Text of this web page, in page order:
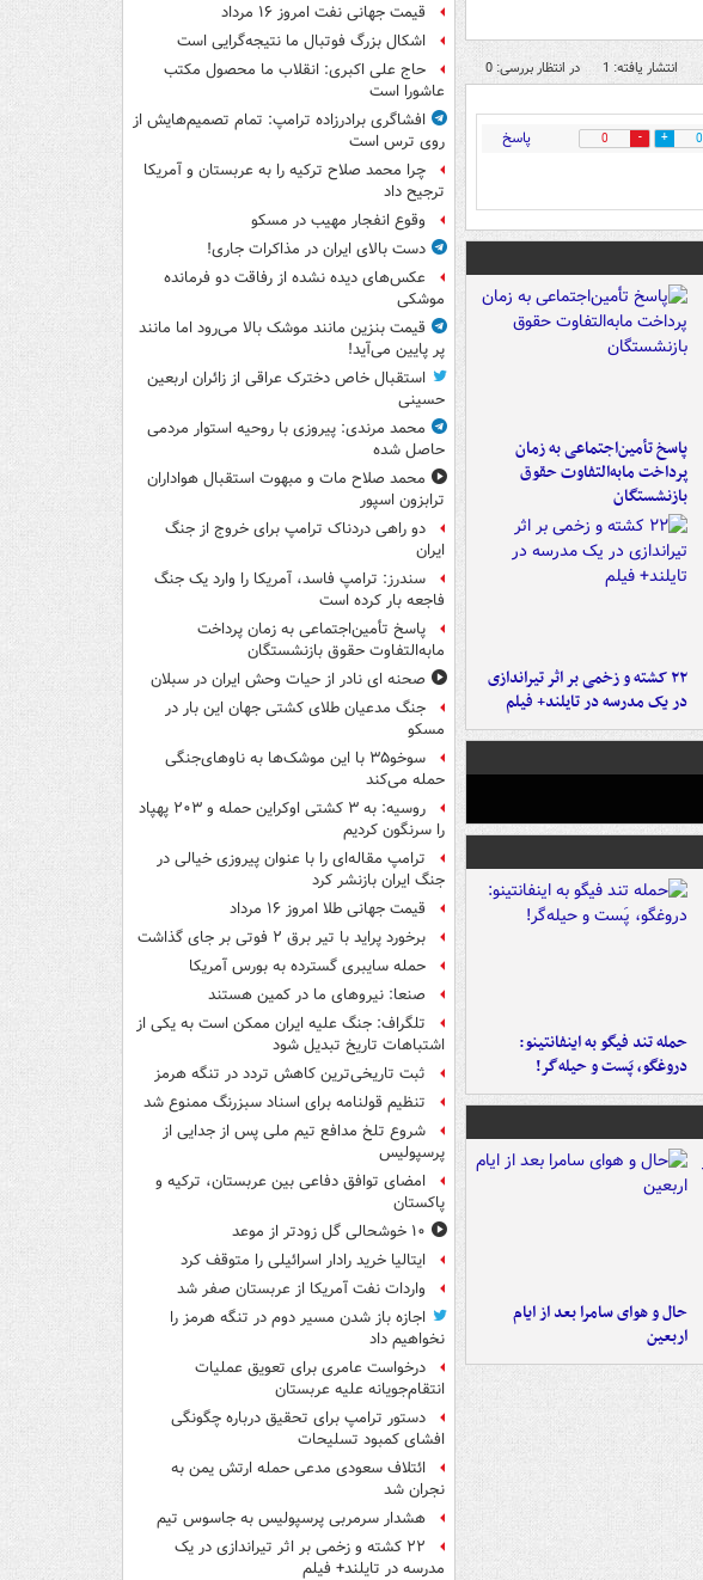
انتشار یافته: 1 در انتظار بررسی: 0
0
0 پاسخ
پاسخ تأمین‌اجتماعی به زمان
پرداخت مابه‌التفاوت حقوق
بازنشستگان
۲۲ کشته و زخمی بر اثر تیراندازی
در یک مدرسه در تایلند+ فیلم
حمله تند فیگو به اینفانتینو:
دروغگو، پَست‌ و حیله‌گر!
حال و هوای سامرا بعد از ایام
اربعین
قیمت جهانی نفت امروز ۱۶ مرداد
اشکال بزرگ فوتبال ما نتیجه‌گرایی است
حاج علی اکبری: انقلاب ما محصول مکتب
عاشورا است
افشاگری برادرزاده ترامپ: تمام تصمیم‌هایش از
روی ترس است
چرا محمد صلاح ترکیه را به عربستان و آمریکا
ترجیح داد
وقوع انفجار مهیب در مسکو
دست بالای ایران در مذاکرات جاری!
عکس‌های دیده نشده از رفاقت دو فرمانده‌
موشکی
قیمت بنزین مانند موشک بالا می‌رود اما مانند
پر پایین می‌آید!
استقبال خاص دخترک عراقی از زائران اربعین
حسینی
محمد مرندی: پیروزی با روحیه استوار مردمی
حاصل شده
محمد صلاح مات و مبهوت استقبال هواداران
ترابزون اسپور
دو راهی دردناک ترامپ برای خروج از جنگ
ایران
سندرز: ترامپ فاسد، آمریکا را وارد یک جنگ
فاجعه بار کرده است
پاسخ تأمین‌اجتماعی به زمان پرداخت
مابه‌التفاوت حقوق بازنشستگان
صحنه ای نادر از حیات وحش ایران در سبلان
جنگ مدعیان طلای کشتی جهان این بار در
مسکو
سوخو۳۵ با این موشک‌ها به ناوهای‌جنگی
حمله می‌کند
روسیه: به ۳ کشتی اوکراین حمله و ۲۰۳ پهپاد
را سرنگون کردیم
ترامپ مقاله‌ای را با عنوان پیروزی خیالی در
جنگ ایران بازنشر کرد
قیمت جهانی طلا امروز ۱۶ مرداد
برخورد پراید با تیر برق ۲ فوتی بر جای گذاشت
حمله سایبری گسترده به بورس آمریکا
صنعا: نیروهای ما در کمین‌ هستند
تلگراف: جنگ علیه ایران ممکن است به یکی از
اشتباهات تاریخ تبدیل شود
ثبت تاریخی‌ترین کاهش تردد در تنگه هرمز
تنظیم قولنامه برای اسناد سبزرنگ ممنوع شد
شروع تلخ مدافع تیم ملی پس از جدایی از
پرسپولیس
امضای توافق دفاعی بین عربستان، ترکیه و
پاکستان
۱۰ خوشحالی گل زودتر از موعد
ایتالیا خرید رادار اسرائیلی را متوقف کرد
واردات نفت آمریکا از عربستان صفر شد
اجازه باز شدن مسیر دوم در تنگه هرمز را
نخواهیم داد
درخواست عامری برای تعویق عملیات
انتقام‌جویانه علیه عربستان
دستور ترامپ برای تحقیق درباره چگونگی
افشای کمبود تسلیحات
ائتلاف سعودی مدعی حمله ارتش یمن به
نجران شد
هشدار سرمربی پرسپولیس به جاسوس تیم
۲۲ کشته و زخمی بر اثر تیراندازی در یک
مدرسه در تایلند+ فیلم